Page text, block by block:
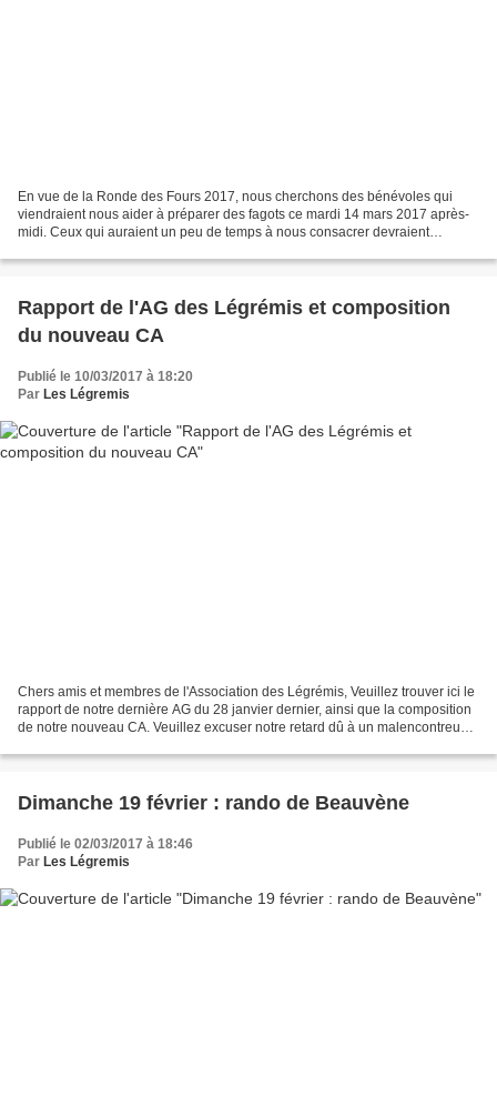
En vue de la Ronde des Fours 2017, nous cherchons des bénévoles qui
viendraient nous aider à préparer des fagots ce mardi 14 mars 2017 après-
midi. Ceux qui auraient un peu de temps à nous consacrer devraient
Rapport de l'AG des Légrémis et composition
du nouveau CA
Publié le 10/03/2017 à 18:20
Par Les Légremis
Chers amis et membres de l'Association des Légrémis, Veuillez trouver ici le
rapport de notre dernière AG du 28 janvier dernier, ainsi que la composition
de notre nouveau CA. Veuillez excuser notre retard dû à un malencontreux
Dimanche 19 février : rando de Beauvène
Publié le 02/03/2017 à 18:46
Par Les Légremis